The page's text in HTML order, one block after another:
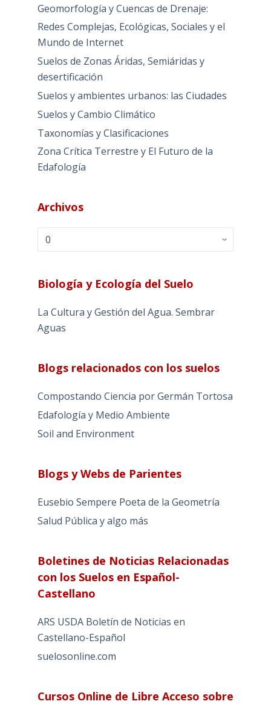
Geomorfología y Cuencas de Drenaje:
Redes Complejas, Ecológicas, Sociales y el
Mundo de Internet
Suelos de Zonas Áridas, Semiáridas y
desertificación
Suelos y ambientes urbanos: las Ciudades
Suelos y Cambio Climático
Taxonomías y Clasificaciones
Zona Crítica Terrestre y El Futuro de la
Edafología
Archivos
Archivos
Biología y Ecología del Suelo
La Cultura y Gestión del Agua. Sembrar
Aguas
Blogs relacionados con los suelos
Compostando Ciencia por Germán Tortosa
Edafología y Medio Ambiente
Soil and Environment
Blogs y Webs de Parientes
Eusebio Sempere Poeta de la Geometría
Salud Pública y algo más
Boletines de Noticias Relacionadas
con los Suelos en Español-
Castellano
ARS USDA Boletín de Noticias en
Castellano-Español
suelosonline.com
Cursos Online de Libre Acceso sobre